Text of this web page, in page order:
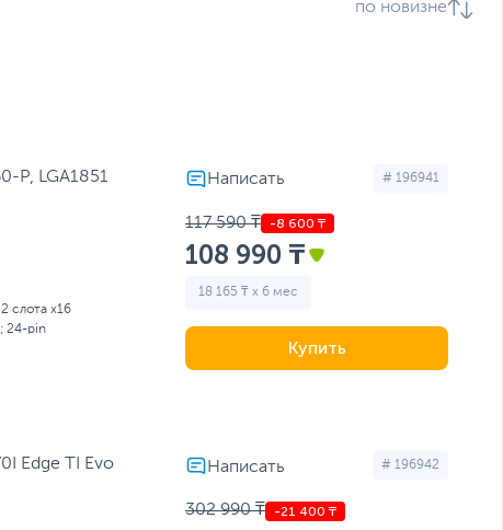
по новизне
P, LGA1851
слота x16
24-pin
# 196941
117 590 ₸
108 990 ₸
18 165 ₸ x 6 мес
Купить
Edge TI Evo
# 196942
302 990 ₸